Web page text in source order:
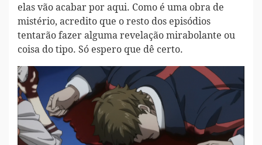
elas vão acabar por aqui. Como é uma obra de
mistério, acredito que o resto dos episódios
tentarão fazer alguma revelação mirabolante ou
coisa do tipo. Só espero que dê certo.